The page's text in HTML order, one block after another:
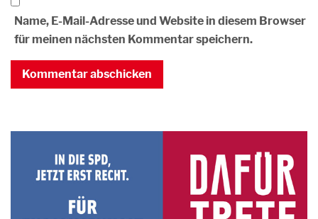
Name, E-Mail-Adresse und Website in diesem Browser
für meinen nächsten Kommentar speichern.